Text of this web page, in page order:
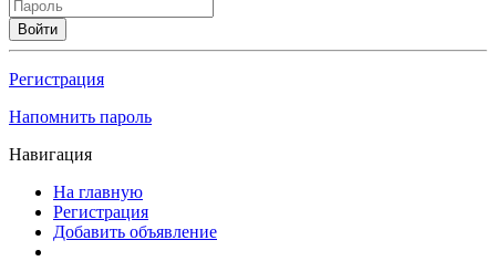
Войти
Регистрация
Напомнить пароль
Навигация
На главную
Регистрация
Добавить объявление